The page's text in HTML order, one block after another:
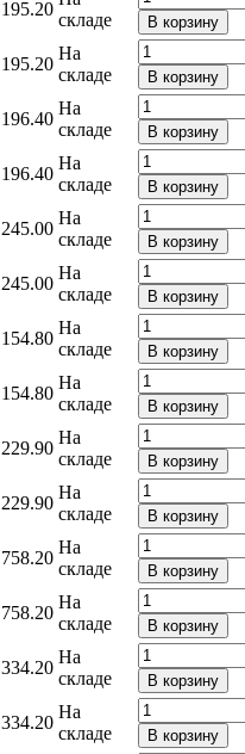
195.20
складе
В корзину
195.20
На
складе
В корзину
196.40
На
складе
В корзину
196.40
На
складе
В корзину
245.00
На
складе
В корзину
245.00
На
складе
В корзину
154.80
На
складе
В корзину
154.80
На
складе
В корзину
229.90
На
складе
В корзину
229.90
На
складе
В корзину
758.20
На
складе
В корзину
758.20
На
складе
В корзину
334.20
На
складе
В корзину
334.20
На
складе
В корзину